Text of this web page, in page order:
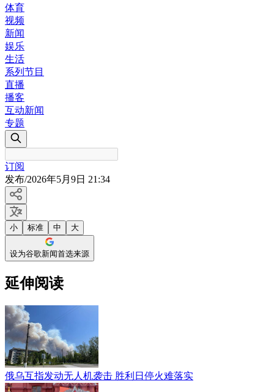
体育
视频
新闻
娱乐
生活
系列节目
直播
播客
互动新闻
专题
订阅
发布/2026年5月9日 21:34
小 标准 中 大
设为谷歌新闻首选来源
延伸阅读
俄乌互指发动无人机袭击 胜利日停火难落实